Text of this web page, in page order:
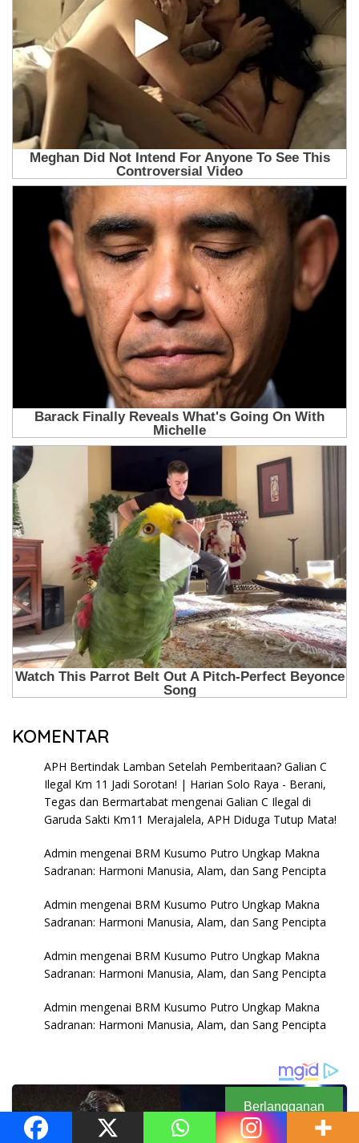
KOMENTAR
APH Bertindak Lamban Setelah Pemberitaan? Galian C
Ilegal Km 11 Jadi Sorotan! | Harian Solo Raya - Berani,
Tegas dan Bermartabat mengenai Galian C Ilegal di
Garuda Sakti Km11 Merajalela, APH Diduga Tutup Mata!
Admin mengenai BRM Kusumo Putro Ungkap Makna
Sadranan: Harmoni Manusia, Alam, dan Sang Pencipta
Admin mengenai BRM Kusumo Putro Ungkap Makna
Sadranan: Harmoni Manusia, Alam, dan Sang Pencipta
Admin mengenai BRM Kusumo Putro Ungkap Makna
Sadranan: Harmoni Manusia, Alam, dan Sang Pencipta
Admin mengenai BRM Kusumo Putro Ungkap Makna
Sadranan: Harmoni Manusia, Alam, dan Sang Pencipta
Berlangganan